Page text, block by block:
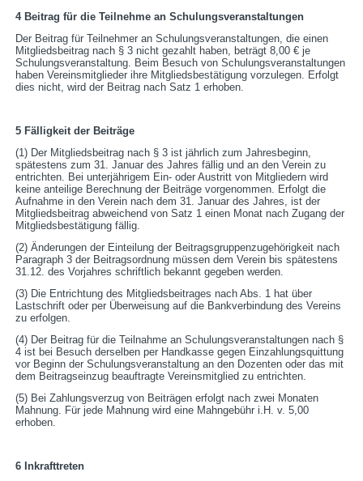
4 Beitrag für die Teilnehme an Schulungsveranstaltungen
Der Beitrag für Teilnehmer an Schulungsveranstaltungen, die einen
Mitgliedsbeitrag nach § 3 nicht gezahlt haben, beträgt 8,00 € je
Schulungsveranstaltung. Beim Besuch von Schulungsveranstaltungen
haben Vereinsmitglieder ihre Mitgliedsbestätigung vorzulegen. Erfolgt
dies nicht, wird der Beitrag nach Satz 1 erhoben.
5 Fälligkeit der Beiträge
(1) Der Mitgliedsbeitrag nach § 3 ist jährlich zum Jahresbeginn,
spätestens zum 31. Januar des Jahres fällig und an den Verein zu
entrichten. Bei unterjährigem Ein- oder Austritt von Mitgliedern wird
keine anteilige Berechnung der Beiträge vorgenommen. Erfolgt die
Aufnahme in den Verein nach dem 31. Januar des Jahres, ist der
Mitgliedsbeitrag abweichend von Satz 1 einen Monat nach Zugang der
Mitgliedsbestätigung fällig.
(2) Änderungen der Einteilung der Beitragsgruppenzugehörigkeit nach
Paragraph 3 der Beitragsordnung müssen dem Verein bis spätestens
31.12. des Vorjahres schriftlich bekannt gegeben werden.
(3) Die Entrichtung des Mitgliedsbeitrages nach Abs. 1 hat über
Lastschrift oder per Überweisung auf die Bankverbindung des Vereins
zu erfolgen.
(4) Der Beitrag für die Teilnahme an Schulungsveranstaltungen nach §
4 ist bei Besuch derselben per Handkasse gegen Einzahlungsquittung
vor Beginn der Schulungsveranstaltung an den Dozenten oder das mit
dem Beitragseinzug beauftragte Vereinsmitglied zu entrichten.
(5) Bei Zahlungsverzug von Beiträgen erfolgt nach zwei Monaten
Mahnung. Für jede Mahnung wird eine Mahngebühr i.H. v. 5,00
erhoben.
6 Inkrafttreten